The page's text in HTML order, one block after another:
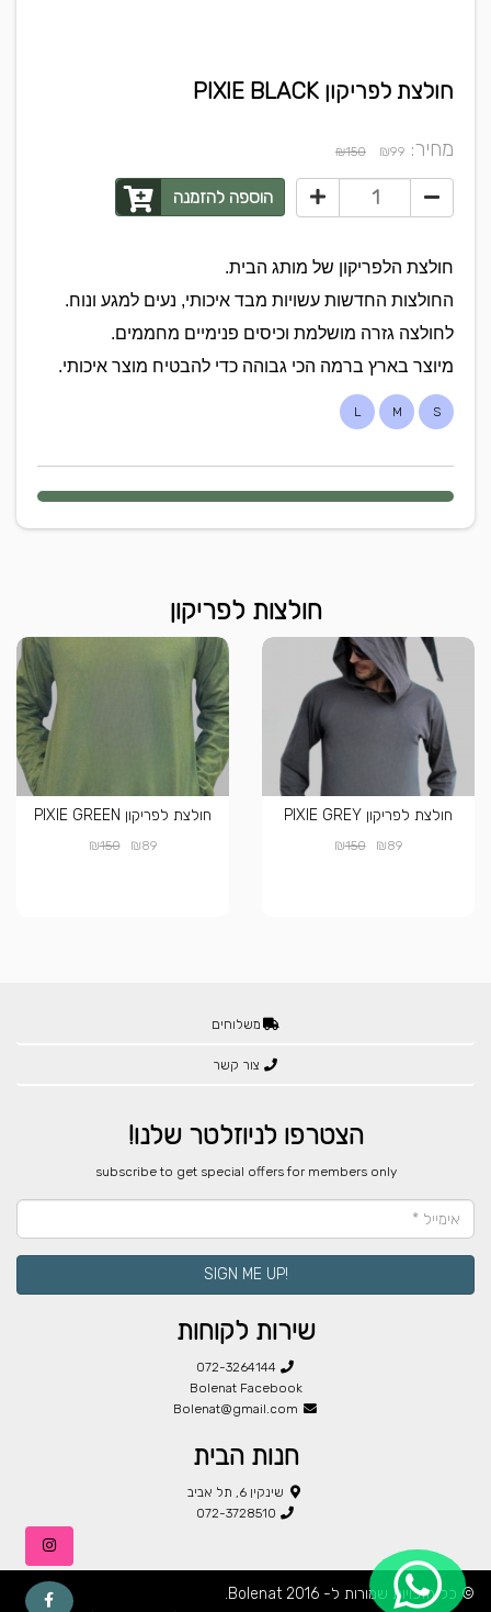
חולצת לפריקון PIXIE BLACK
מחיר: ₪99
₪150
הוספה להזמנה
חולצת הלפריקון של מותג הבית.
החולצות החדשות עשויות מבד איכותי, נעים למגע ונוח.
לחולצה גזרה מושלמת וכיסים פנימיים מחממים.
מיוצר בארץ ברמה הכי גבוהה כדי להבטיח מוצר איכותי.
S
M
L
חולצות לפריקון
חולצת לפריקון PIXIE GREY
₪89
₪150
חולצת לפריקון PIXIE GREEN
₪89
₪150
משלוחים
צור קשר
הצטרפו לניוזלטר שלנו!
​subscribe to get special offers for members only
!SIGN ME UP
שירות לקוחות
072-3264144
Bolenat Facebook
Bolenat@gmail.com
חנות הבית
שינקין 6, תל אביב
072-3728510
© כל הזכויות שמורות ל- Bolenat 2016.